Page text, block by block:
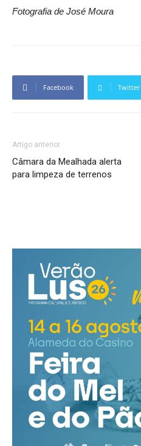
Fotografia de José Moura
Facebook Twitter
Artigo anterior
Câmara da Mealhada alerta
para limpeza de terrenos